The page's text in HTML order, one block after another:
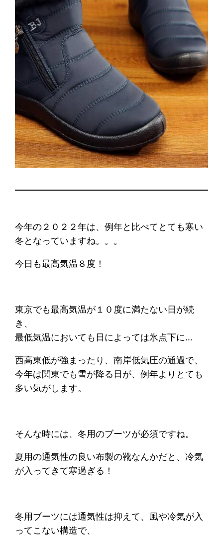
今年の２０２２年は、例年と比べてとても寒い
冬となっていますね。。。
今日も最高気温８度！
東京でも最高気温が１０度に満たない日が続
き、
最低気温においても日によっては氷点下に…
西高東低が強まったり、南岸低気圧の通過で、
今年は関東でも雪が降る日が、例年よりとても
多い気がします。
そんな時には、冬用のブーツが必須ですね。
夏用の通気性の良い布製の靴なんかだと、冷気
が入ってきて寒過ぎる！
冬用ブーツには通気性は抑えて、風や冷気が入
ってこない構造で、